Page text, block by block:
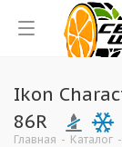
Ikon
86R
Главная - Каталог -